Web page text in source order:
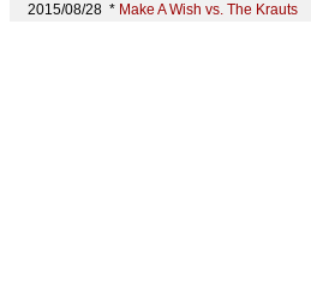
2015/08/28 * Make A Wish vs. The Krauts